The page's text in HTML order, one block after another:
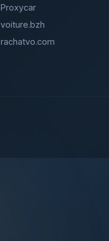
Proxycar
voiture.bzh
rachatvo.com